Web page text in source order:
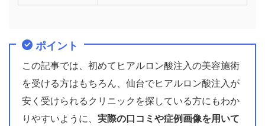
ポイント
この記事では、初めてヒアルロン酸注入の美容施術
を受ける方はもちろん、仙台でヒアルロン酸注入が
安く受けられるクリニックを探している方にもわか
りやすいように、 実際の口コミや症例画像を用いて